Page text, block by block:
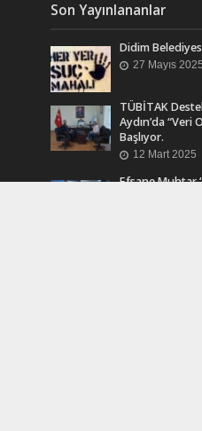
Son Yayınlananlar
Didim
27 Mayıs 2025
TÜBİTAK
Aydın’da “Veri
Başlıyor.
12 Mart 2025
Efsane Muhtar